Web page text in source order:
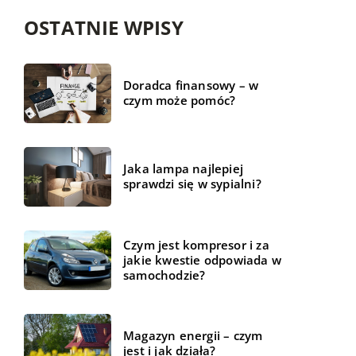
OSTATNIE WPISY
Doradca finansowy – w
czym może pomóc?
Jaka lampa najlepiej
sprawdzi się w sypialni?
Czym jest kompresor i za
jakie kwestie odpowiada w
samochodzie?
Magazyn energii – czym
jest i jak działa?